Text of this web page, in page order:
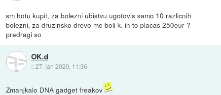
sm hotu kupit, za bolezni ubistvu ugotovis samo 10 razlicnih
bolezni, za druzinsko drevo me boli k. in to placas 250eur ?
predragi so
OK.d
::27. jan 2020, 11:36
Zmanjkalo DNA gadget freakov